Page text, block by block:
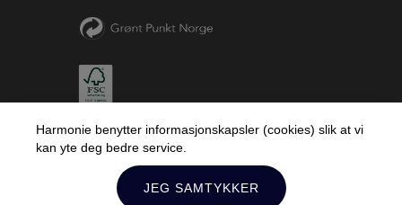
Harmonie benytter informasjonskapsler (cookies) slik at vi
kan yte deg bedre service.
JEG SAMTYKKER